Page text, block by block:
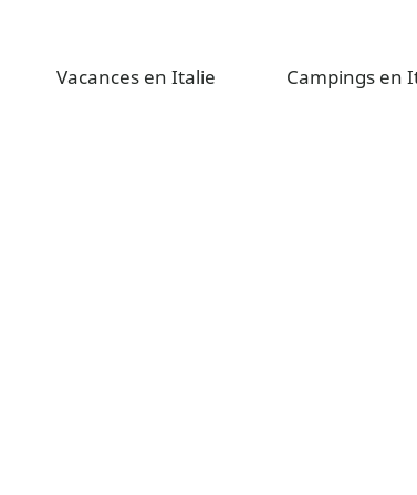
Vacances en Italie Campings en